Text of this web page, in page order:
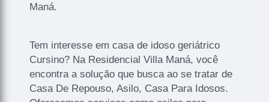
Maná.
Tem interesse em casa de idoso geriátrico
Cursino? Na Residencial Villa Maná, você
encontra a solução que busca ao se tratar de
Casa De Repouso, Asilo, Casa Para Idosos.